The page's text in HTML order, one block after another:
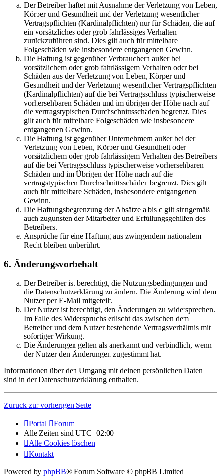
Der Betreiber haftet mit Ausnahme der Verletzung von Leben,
Körper und Gesundheit und der Verletzung wesentlicher
Vertragspflichten (Kardinalpflichten) nur für Schäden, die auf
ein vorsätzliches oder grob fahrlässiges Verhalten
zurückzuführen sind. Dies gilt auch für mittelbare
Folgeschäden wie insbesondere entgangenen Gewinn.
Die Haftung ist gegenüber Verbrauchern außer bei
vorsätzlichem oder grob fahrlässigem Verhalten oder bei
Schäden aus der Verletzung von Leben, Körper und
Gesundheit und der Verletzung wesentlicher Vertragspflichten
(Kardinalpflichten) auf die bei Vertragsschluss typischerweise
vorhersehbaren Schäden und im übrigen der Höhe nach auf
die vertragstypischen Durchschnittsschäden begrenzt. Dies
gilt auch für mittelbare Folgeschäden wie insbesondere
entgangenen Gewinn.
Die Haftung ist gegenüber Unternehmern außer bei der
Verletzung von Leben, Körper und Gesundheit oder
vorsätzlichem oder grob fahrlässigem Verhalten des Betreibers
auf die bei Vertragsschluss typischerweise vorhersehbaren
Schäden und im Übrigen der Höhe nach auf die
vertragstypischen Durchschnittsschäden begrenzt. Dies gilt
auch für mittelbare Schäden, insbesondere entgangenen
Gewinn.
Die Haftungsbegrenzung der Absätze a bis c gilt sinngemäß
auch zugunsten der Mitarbeiter und Erfüllungsgehilfen des
Betreibers.
Ansprüche für eine Haftung aus zwingendem nationalem
Recht bleiben unberührt.
6. Änderungsvorbehalt
Der Betreiber ist berechtigt, die Nutzungsbedingungen und
die Datenschutzerklärung zu ändern. Die Änderung wird dem
Nutzer per E-Mail mitgeteilt.
Der Nutzer ist berechtigt, den Änderungen zu widersprechen.
Im Falle des Widerspruchs erlischt das zwischen dem
Betreiber und dem Nutzer bestehende Vertragsverhältnis mit
sofortiger Wirkung.
Die Änderungen gelten als anerkannt und verbindlich, wenn
der Nutzer den Änderungen zugestimmt hat.
Informationen über den Umgang mit deinen persönlichen Daten
sind in der Datenschutzerklärung enthalten.
Zurück zur vorherigen Seite
Portal
Forum
Alle Zeiten sind UTC+02:00
Alle Cookies löschen
Kontakt
Powered by phpBB® Forum Software © phpBB Limited